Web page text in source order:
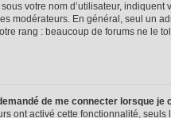
votre nom d’utilisateur,
modérateurs. En général, seul un
rang : beaucoup de forums ne le
de me connecter lorsque je
ont activé cette fonctionnalité,